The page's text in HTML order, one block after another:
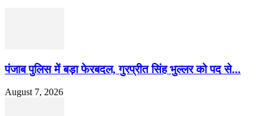
पंजाब पुलिस में बड़ा फेरबदल, गुरप्रीत सिंह भुल्लर को पद से...
August 7, 2026